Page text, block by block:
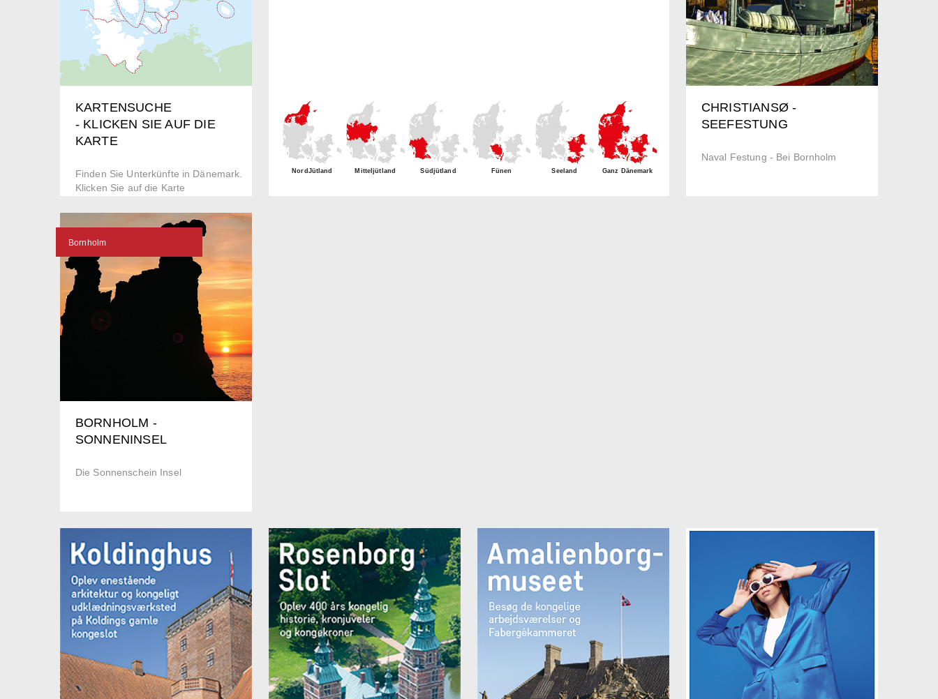
KARTENSUCHE
- KLICKEN SIE AUF DIE
KARTE
Finden Sie Unterkünfte in Dänemark.
Klicken Sie auf die Karte
NordJütland Mitteljütland Südjütland Fünen Seeland Ganz Dänemark
CHRISTIANSØ -
SEEFESTUNG
Naval Festung - Bei Bornholm
BORNHOLM -
SONNENINSEL
Die Sonnenschein Insel
Bornholm